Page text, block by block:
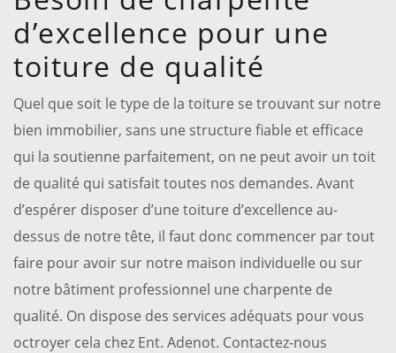
d’excellence pour une
toiture de qualité
Quel que soit le type de la toiture se trouvant sur notre
bien immobilier, sans une structure fiable et efficace
qui la soutienne parfaitement, on ne peut avoir un toit
de qualité qui satisfait toutes nos demandes. Avant
d’espérer disposer d’une toiture d’excellence au-
dessus de notre tête, il faut donc commencer par tout
faire pour avoir sur notre maison individuelle ou sur
notre bâtiment professionnel une charpente de
qualité. On dispose des services adéquats pour vous
octroyer cela chez Ent. Adenot. Contactez-nous